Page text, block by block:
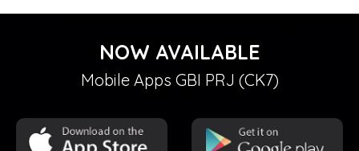
NOW AVAILABLE
Mobile Apps GBI PRJ (CK7)